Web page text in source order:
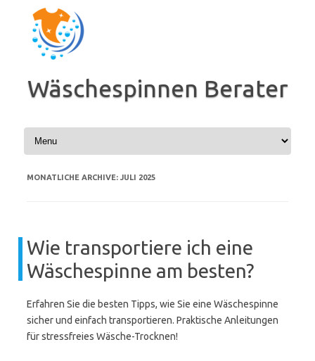
Inhalt
springen
Wäschespinnen Berater
MONATLICHE ARCHIVE: JULI 2025
Wie transportiere ich eine
Wäschespinne am besten?
Erfahren Sie die besten Tipps, wie Sie eine Wäschespinne
sicher und einfach transportieren. Praktische Anleitungen
für stressfreies Wäsche-Trocknen!